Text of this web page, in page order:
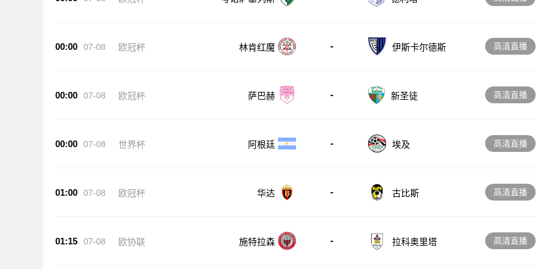
00:00 07-08 欧冠杯 林肯红魔 - 伊斯卡尔德斯 高清直播
00:00 07-08 欧冠杯 萨巴赫 - 新圣徒 高清直播
00:00 07-08 世界杯 阿根廷 - 埃及 高清直播
01:00 07-08 欧冠杯 华达 - 古比斯 高清直播
01:15 07-08 欧协联 施特拉森 - 拉科奥里塔 高清直播